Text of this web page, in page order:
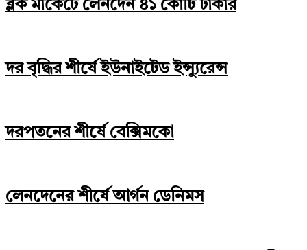
ব্লক মার্কেটে লেনদেন ৪১ কোটি টাকার
দর বৃদ্ধির শীর্ষে ইউনাইটেড ইন্স্যুরেন্স
দরপতনের শীর্ষে বেক্সিমকো
লেনদেনের শীর্ষে আর্গন ডেনিমস